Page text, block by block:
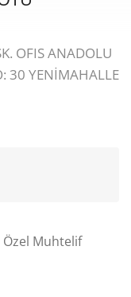
OFIS ANADOLU
30 YENİMAHALLE
Özel Muhtelif